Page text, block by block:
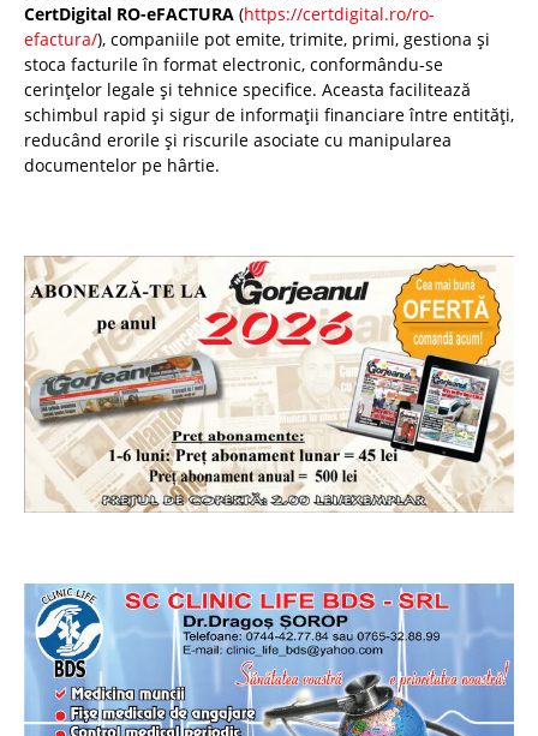
CertDigital RO-eFACTURA (https://certdigital.ro/ro-
efactura/), companiile pot emite, trimite, primi, gestiona și
stoca facturile în format electronic, conformându-se
cerințelor legale și tehnice specifice. Aceasta facilitează
schimbul rapid și sigur de informații financiare între entități,
reducând erorile și riscurile asociate cu manipularea
documentelor pe hârtie.